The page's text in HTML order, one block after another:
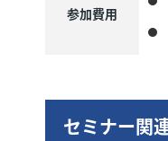
参加費用
セミナー関